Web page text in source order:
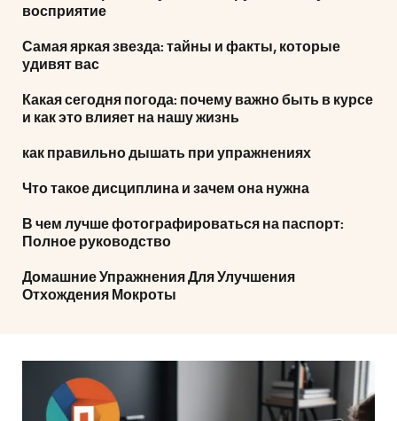
восприятие
Самая яркая звезда: тайны и факты, которые
удивят вас
Какая сегодня погода: почему важно быть в курсе
и как это влияет на нашу жизнь
как правильно дышать при упражнениях
Что такое дисциплина и зачем она нужна
В чем лучше фотографироваться на паспорт:
Полное руководство
Домашние Упражнения Для Улучшения
Отхождения Мокроты